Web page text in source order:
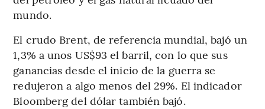
mundo.
El crudo Brent, de referencia mundial, bajó un
1,3% a unos US$93 el barril, con lo que sus
ganancias desde el inicio de la guerra se
redujeron a algo menos del 29%. El indicador
Bloomberg del dólar también bajó.